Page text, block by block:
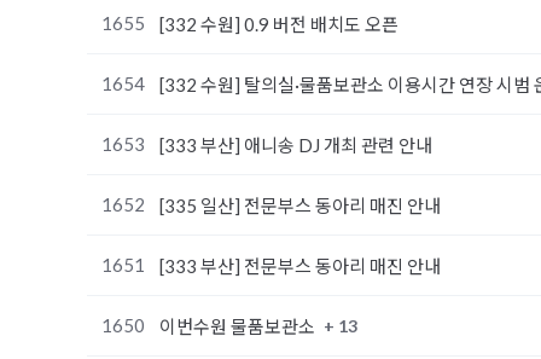
1655 [332 수원] 0.9 버전 배치도 오픈
1654 [332 수원] 탈의실·물품보관소 이용시간 연장 시범
1653 [333 부산] 애니송 DJ 개최 관련 안내
1652 [335 일산] 전문부스 동아리 매진 안내
1651 [333 부산] 전문부스 동아리 매진 안내
1650 이번수원 물품보관소 + 13